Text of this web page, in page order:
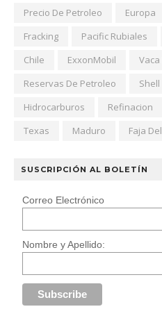
Precio De Petroleo
Europa
Fracking
Pacific Rubiales
Chile
ExxonMobil
Reservas De Petroleo
Shell
Hidrocarburos
Refinacion
Texas
Maduro Faja
SUSCRIPCIÓN AL BOLETÍN
Correo Electrónico
Nombre y Apellido: